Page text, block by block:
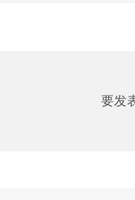
要发